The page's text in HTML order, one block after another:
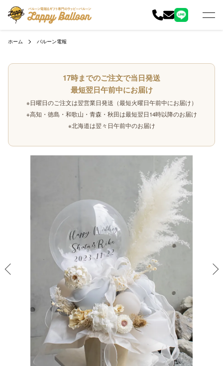
ホーム バルーン電報
17時までのご注文で当日発送
最短翌日午前中にお届け
※日曜日のご注文は翌営業日発送（最短火曜日午前中にお届け）
※高知・徳島・和歌山・青森・秋田は最短翌日14時以降のお届け
※北海道は翌々日午前中のお届け